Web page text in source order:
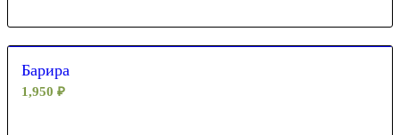
Барира
1,950 ₽